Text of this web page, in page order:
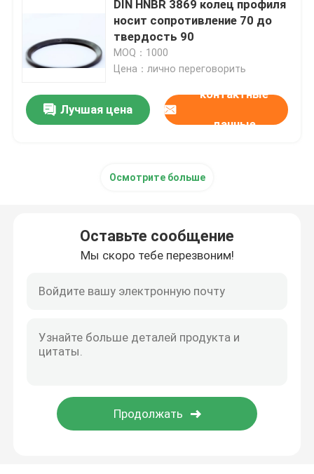
PTFE покрыло колцеобразное уплотнение
Колцеобразное уплотнение покрытое тефлоном
РЕЗЕРВНОЕ КОЛЬЦО
набор колцеобразного уплотнения
DIN HNBR 3869 колец профиля
носит сопротивление 70 до
твердость 90
MOQ：1000
Цена：лично переговорить
Лучшая цена
контактные
данные
Осмотрите больше
Оставьте сообщение
Мы скоро тебе перезвоним!